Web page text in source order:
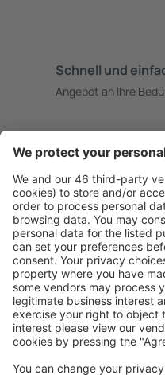
Schnell und
Angebot an Ihre
Buchen ohne Sorgen
Stornierungsoption.
Mehr sparen
Attraktive Preise und
Benutzer.
Unterkünfte, die
Wählen Sie aus über
Hütten, Apartments